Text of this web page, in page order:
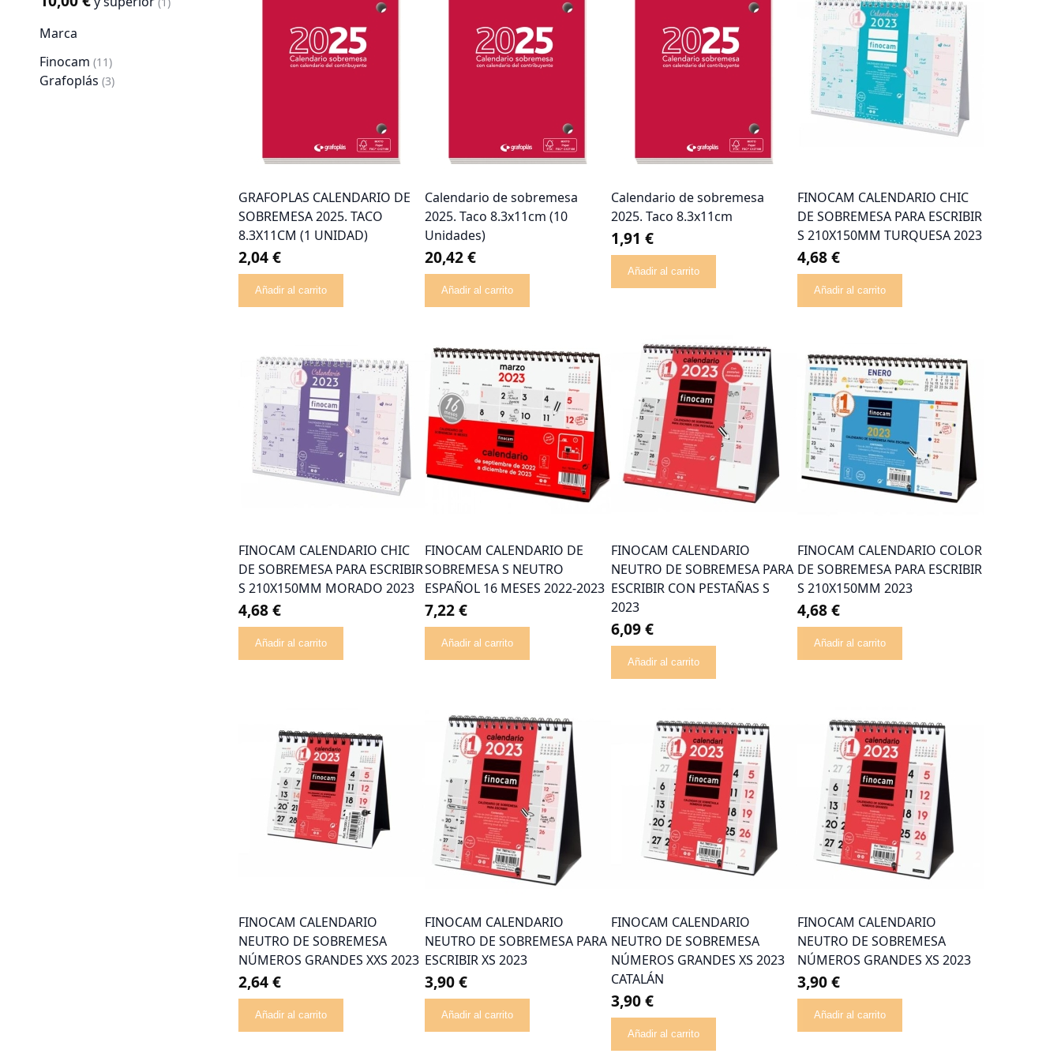
Marca
Finocam 11
artículo
Grafoplás 3
artículo
GRAFOPLAS CALENDARIO DE
SOBREMESA 2025. TACO
8.3X11CM (1 UNIDAD)
2,04 €
Añadir al carrito
Calendario de sobremesa
2025. Taco 8.3x11cm (10
Unidades)
20,42 €
Añadir al carrito
Calendario de sobremesa
2025. Taco 8.3x11cm
1,91 €
Añadir al carrito
FINOCAM CALENDARIO CHIC
DE SOBREMESA PARA ESCRIBIR
S 210X150MM TURQUESA 2023
4,68 €
Añadir al carrito
FINOCAM CALENDARIO CHIC
DE SOBREMESA PARA ESCRIBIR
S 210X150MM MORADO 2023
4,68 €
Añadir al carrito
FINOCAM CALENDARIO DE
SOBREMESA S NEUTRO
ESPAÑOL 16 MESES 2022-2023
7,22 €
Añadir al carrito
FINOCAM CALENDARIO
NEUTRO DE SOBREMESA PARA
ESCRIBIR CON PESTAÑAS S
2023
6,09 €
Añadir al carrito
FINOCAM CALENDARIO COLOR
DE SOBREMESA PARA ESCRIBIR
S 210X150MM 2023
4,68 €
Añadir al carrito
FINOCAM CALENDARIO
NEUTRO DE SOBREMESA
NÚMEROS GRANDES XXS 2023
2,64 €
Añadir al carrito
FINOCAM CALENDARIO
NEUTRO DE SOBREMESA PARA
ESCRIBIR XS 2023
3,90 €
Añadir al carrito
FINOCAM CALENDARIO
NEUTRO DE SOBREMESA
NÚMEROS GRANDES XS 2023
CATALÁN
3,90 €
Añadir al carrito
FINOCAM CALENDARIO
NEUTRO DE SOBREMESA
NÚMEROS GRANDES XS 2023
3,90 €
Añadir al carrito